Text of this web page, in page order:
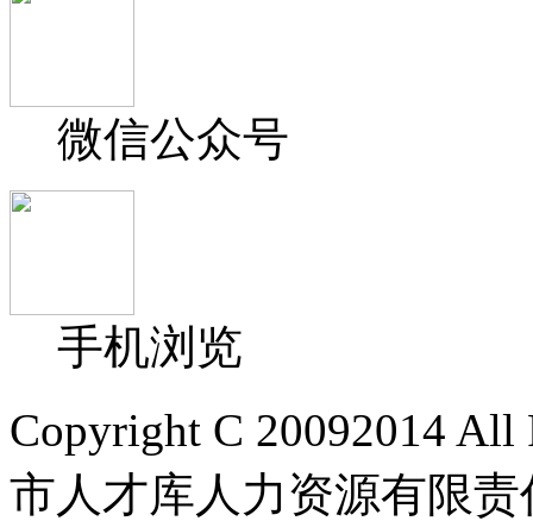
微信公众号
手机浏览
Copyright C 20092014 All
市人才库人力资源有限